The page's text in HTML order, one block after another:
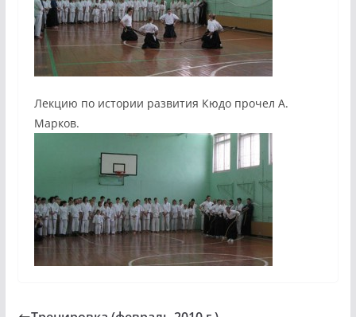
Лекцию по истории развития Кюдо прочел А.
Марков.